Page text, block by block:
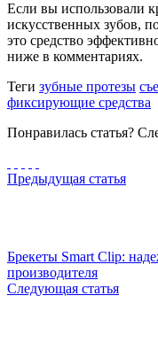
Если вы использовали
искусственных зубов,
это средство
ниже в комментариях.
Теги зубные протезы
фиксирующие средства
Понравилась статья?
Предыдущая статья
Брекеты Smart Clip:
производителя
Следующая статья